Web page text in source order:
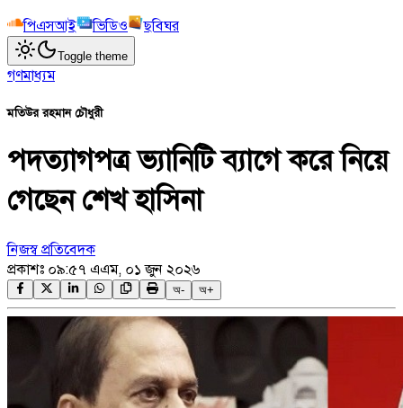
পিএসআই
ভিডিও ছবিঘর
Toggle theme
গণমাধ্যম
মতিউর রহমান চৌধুরী
পদত্যাগপত্র ভ্যানিটি ব্যাগে করে নিয়ে
গেছেন শেখ হাসিনা
নিজস্ব প্রতিবেদক
প্রকাশঃ ০৯:৫৭ এএম, ০১ জুন ২০২৬
অ- অ+